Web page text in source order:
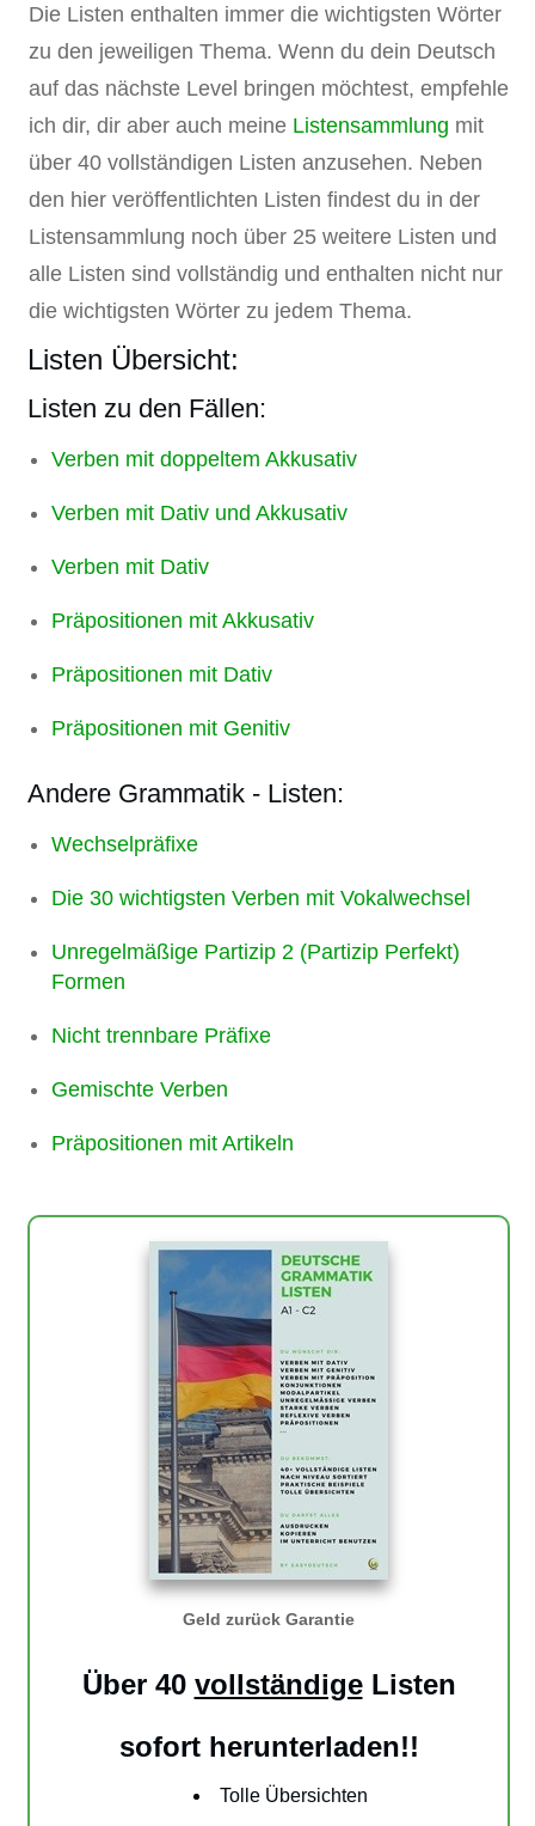
Die Listen enthalten immer die wichtigsten Wörter
zu den jeweiligen Thema. Wenn du dein Deutsch
auf das nächste Level bringen möchtest, empfehle
ich dir, dir aber auch meine Listensammlung mit
über 40 vollständigen Listen anzusehen. Neben
den hier veröffentlichten Listen findest du in der
Listensammlung noch über 25 weitere Listen und
alle Listen sind vollständig und enthalten nicht nur
die wichtigsten Wörter zu jedem Thema.
Listen Übersicht:
Listen zu den Fällen:
Verben mit doppeltem Akkusativ
Verben mit Dativ und Akkusativ
Verben mit Dativ
Präpositionen mit Akkusativ
Präpositionen mit Dativ
Präpositionen mit Genitiv
Andere Grammatik - Listen:
Wechselpräfixe
Die 30 wichtigsten Verben mit Vokalwechsel
Unregelmäßige Partizip 2 (Partizip Perfekt)
Formen
Nicht trennbare Präfixe
Gemischte Verben
Präpositionen mit Artikeln
Geld zurück Garantie
Über 40 vollständigeListen
sofort herunterladen!!
Tolle Übersichten